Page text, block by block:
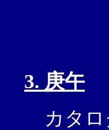
3. 庚午
カタ